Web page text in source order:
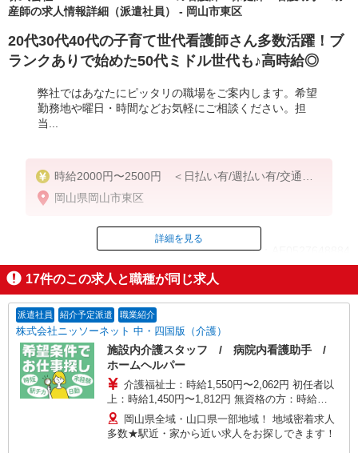
産師の求人情報詳細（派遣社員） - 岡山市東区
20代30代40代の子育て世代看護師さん多数活躍！ブ
ランクありで始めた50代ミドル世代も♪高時給◎
弊社ではあなたにピッタリの職場をご案内します。希望
勤務地や曜日・時間などお気軽にご相談ください。担
当...
時給2000円〜2500円 ＜日払い有/週払い有/交通費
全支給(ガソリン代含む)＞
岡山県岡山市東区
ID：AE0527648884
掲載期間終了
詳細を見る
17件のこの求人と職種が同じ求人
派遣社員 紹介予定派遣 職業紹介
株式会社ニッソーネット 中・四国版（介護）
施設内介護スタッフ / 病院内看護助手 /
ホームヘルパー
介護福祉士：時給1,550円〜2,062円 初任者以
上：時給1,450円〜1,812円 無資格の方：時給
1,350円〜1,687円 ※給与幅は勤務先による +交通
費、諸手当（勤務先による） +0円で介護資格が取
れる （別途規定） ★給与日払い制度あり！
岡山県全域・山口県一部地域！ 地域密着求人
多数★駅近・家から近い求人をお探しできます！